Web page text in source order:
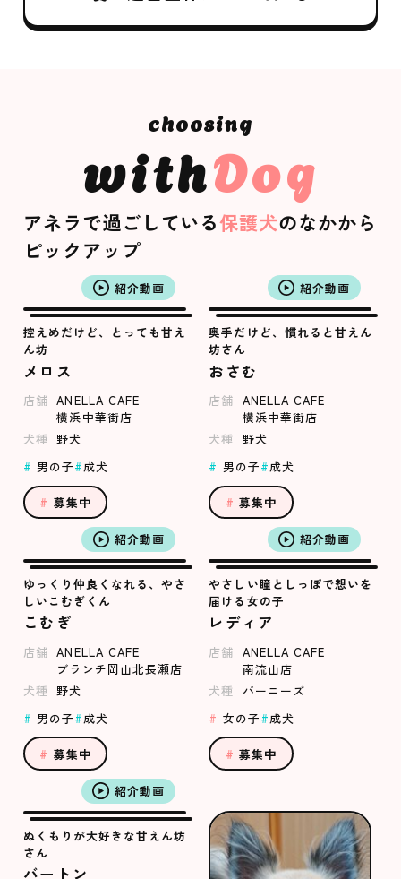
withDog
アネラで過ごしている保護犬のなかから
ピックアップ
紹介動画
控えめだけど、とっても甘え
ん坊
メロス
店舗 ANELLA CAFE
横浜中華街店
犬種
野犬
男の子
成犬
募集中
紹介動画
奥手だけど、慣れると甘えん
坊さん
おさむ
店舗 ANELLA CAFE
横浜中華街店
犬種
野犬
男の子
成犬
募集中
紹介動画
ゆっくり仲良くなれる、やさ
しいこむぎくん
こむぎ
店舗 ANELLA CAFE
ブランチ岡山北長瀬店
犬種
野犬
男の子
成犬
募集中
紹介動画
やさしい瞳としっぽで想いを
届ける女の子
レディア
店舗 ANELLA CAFE
南流山店
犬種
バーニーズ
女の子
成犬
募集中
紹介動画
ぬくもりが大好きな甘えん坊
さん
バートン